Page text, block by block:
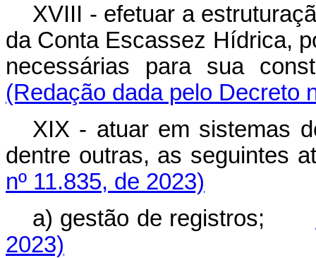
XVIII - efetuar a
da Conta Escassez Hídrica,
necessárias para sua
(Redação dada pelo Decreto
XIX - atuar em sistemas
dentre outras, as
nº 11.835, de 2023)
a) gestão de registros;
2023)